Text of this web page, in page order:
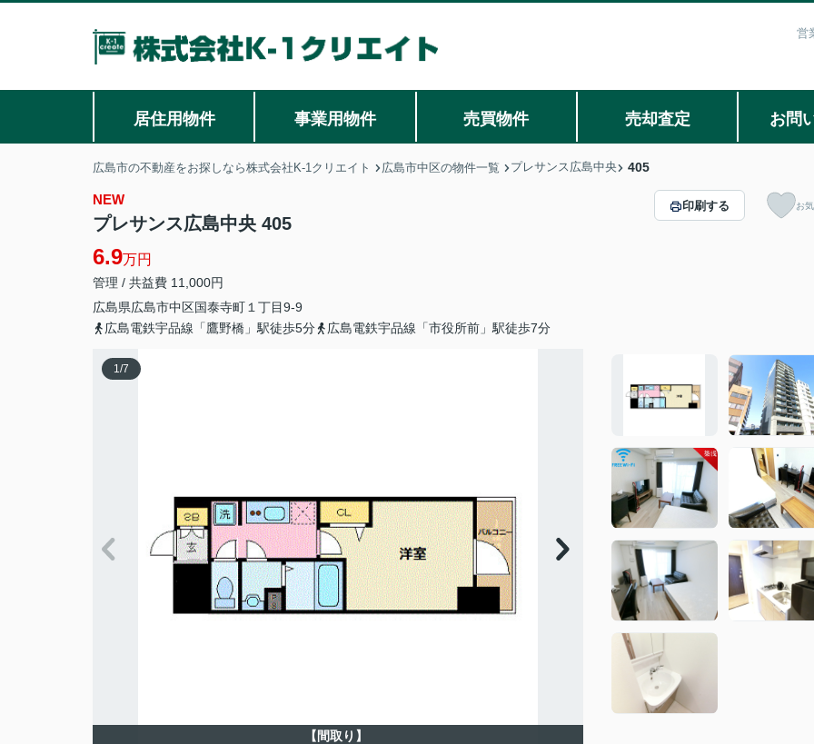
営
居住用物件 事業用物件 売買物件 売却査定 お問
広島市の不動産をお探しなら株式会社K-1クリエイト 広島市中区の物件一覧 プレサンス広島中央 405
NEW
プレサンス広島中央 405
6.9万円
管理 / 共益費 11,000円
広島県広島市中区国泰寺町 １丁目9-9
広島電鉄宇品線「鷹野橋」駅徒歩5分
広島電鉄宇品線「市役所前」駅徒歩7分
印刷する お
1/7
【間取り】